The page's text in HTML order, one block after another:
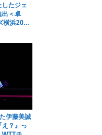
たジェ
出＜卓
横浜2026
伊藤美誠
え？』っ